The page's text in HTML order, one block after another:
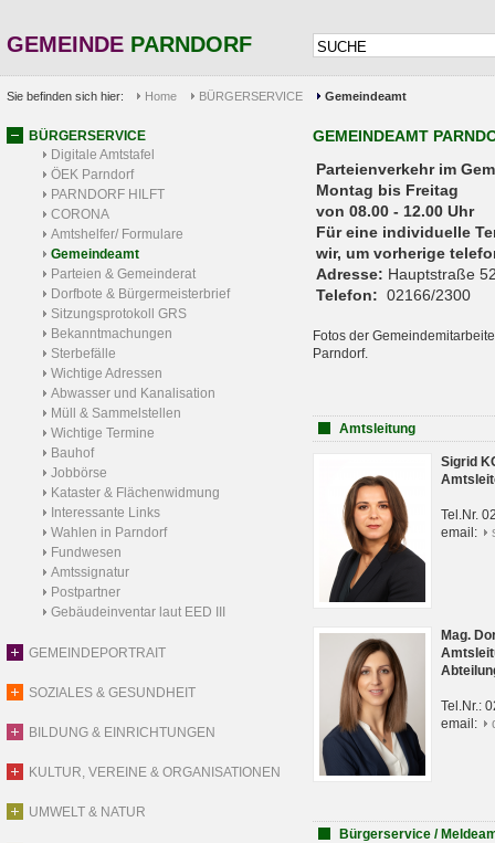
GEMEINDE PARNDORF
Sie befinden sich hier: Home BÜRGERSERVICE Gemeindeamt
BÜRGERSERVICE
Digitale Amtstafel
ÖEK Parndorf
PARNDORF HILFT
CORONA
Amtshelfer/ Formulare
Gemeindeamt
Parteien & Gemeinderat
Dorfbote & Bürgermeisterbrief
Sitzungsprotokoll GRS
Bekanntmachungen
Sterbefälle
Wichtige Adressen
Abwasser und Kanalisation
Müll & Sammelstellen
Wichtige Termine
Bauhof
Jobbörse
Kataster & Flächenwidmung
Interessante Links
Wahlen in Parndorf
Fundwesen
Amtssignatur
Postpartner
Gebäudeinventar laut EED III
GEMEINDEPORTRAIT
SOZIALES & GESUNDHEIT
BILDUNG & EINRICHTUNGEN
KULTUR, VEREINE & ORGANISATIONEN
UMWELT & NATUR
GEMEINDEAMT
Parteienverkehr
Montag bis Freitag
von 08.00 - 12.00 Uhr
Für eine individuelle
wir, um vorherige
Adresse: Hauptstraße
Telefon: 02166/2300
Fotos der
Parndorf.
Amtsleitung
Sigrid
Tel.Nr.
email:
Mag.
Tel.Nr.:
email:
Bürgerservice /